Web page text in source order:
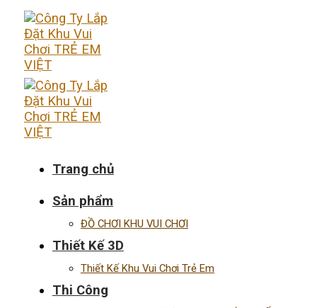
Skip
content
Trang chủ
Sản phẩm
ĐỒ CHƠI KHU VUI CHƠI
Thiết Kế 3D
Thiết Kế Khu Vui Chơi Trẻ Em
Thi Công